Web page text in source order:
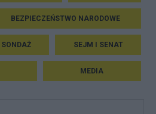
BEZPIECZEŃSTWO NARODOWE
SONDAŻ SEJM I SENAT
MEDIA